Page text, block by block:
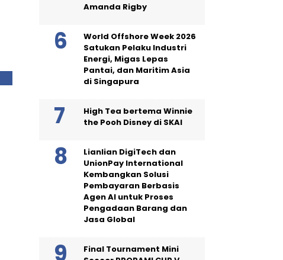
Amanda Rigby
World Offshore Week 2026
Satukan Pelaku Industri
Energi, Migas Lepas
Pantai, dan Maritim Asia
di Singapura
High Tea bertema Winnie
the Pooh Disney di SKAI
Lianlian DigiTech dan
UnionPay International
Kembangkan Solusi
Pembayaran Berbasis
Agen AI untuk Proses
Pengadaan Barang dan
Jasa Global
Final Tournament Mini